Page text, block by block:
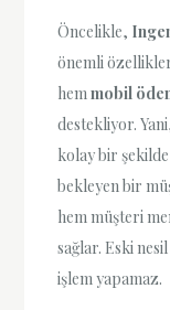
Öncelikle,
önemli
hemmobil
destekliyor.
kolay bir
bekleyen bir
hem müşteri
sağlar. Eski
işlem yapamaz.